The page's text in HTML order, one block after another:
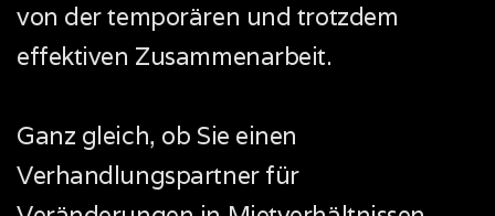
von der temporären und trotzdem
effektiven Zusammenarbeit.
Ganz gleich, ob Sie einen
Verhandlungspartner für